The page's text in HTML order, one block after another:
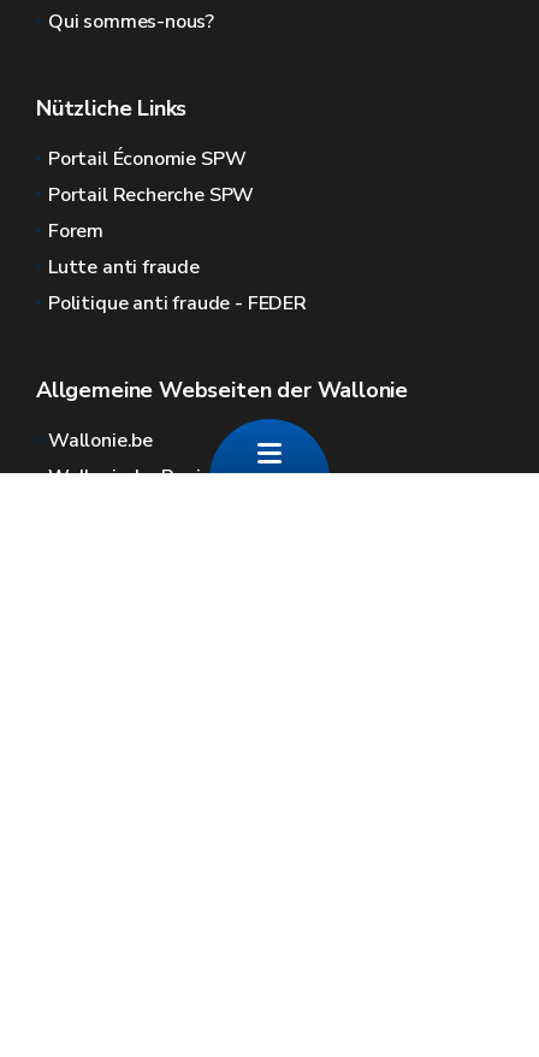
Qui sommes-nous?
Nützliche Links
Portail Économie SPW
Portail Recherche SPW
Forem
Lutte anti fraude
Politique anti fraude - FEDER
Allgemeine Webseiten der Wallonie
Wallonie.be
Wallonische Regierung